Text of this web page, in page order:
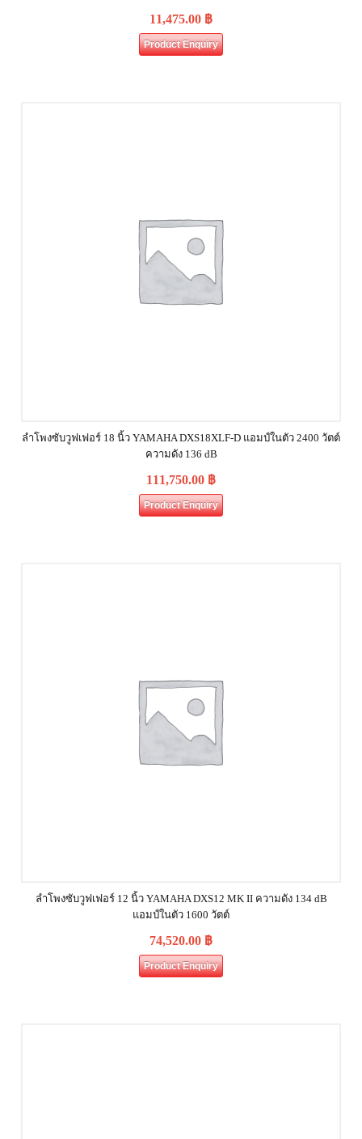
11,475.00 ฿
Product Enquiry
ลำโพงซับวูฟเฟอร์ 18 นิ้ว YAMAHA DXS18XLF-D แอมป์ในตัว 2400 วัตต์
ความดัง 136 dB
111,750.00 ฿
Product Enquiry
ลำโพงซับวูฟเฟอร์ 12 นิ้ว YAMAHA DXS12 MK II ความดัง 134 dB
แอมป์ในตัว 1600 วัตต์
74,520.00 ฿
Product Enquiry